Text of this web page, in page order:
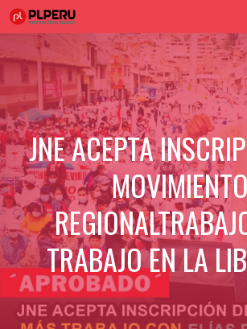
Saltar
al
contenido
JNE ACEPTA
MOVIMIENTO
TRABAJO EN LA